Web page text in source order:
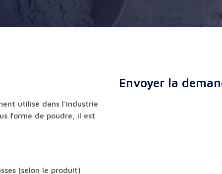
utilisé dans l’industrie
forme de poudre, il est
(selon le produit)
Envoyer la